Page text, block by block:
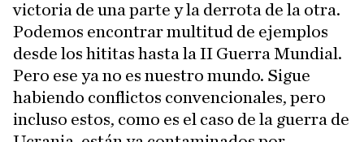
victoria de una parte y la derrota de la otra.
Podemos encontrar multitud de ejemplos
desde los hititas hasta la II Guerra Mundial.
Pero ese ya no es nuestro mundo. Sigue
habiendo conflictos convencionales, pero
incluso estos, como es el caso de la guerra de